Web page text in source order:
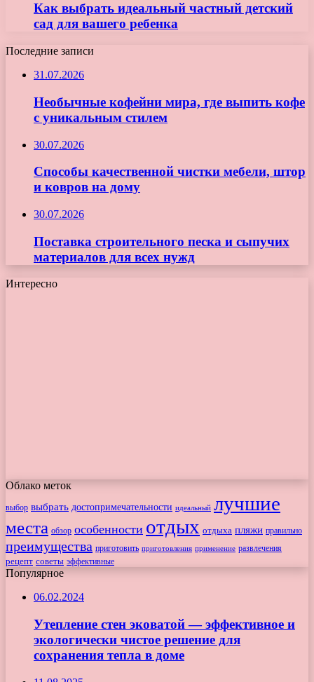
Как выбрать идеальный частный детский
сад для вашего ребенка
Последние записи
31.07.2026
Необычные кофейни мира, где выпить кофе
с уникальным стилем
30.07.2026
Способы качественной чистки мебели, штор
и ковров на дому
30.07.2026
Поставка строительного песка и сыпучих
материалов для всех нужд
Интересно
Облако меток
выбор выбрать достопримечательности идеальный лучшие
места обзор особенности отдых отдыха пляжи правильно
преимущества приготовить приготовления применение развлечения
рецепт советы эффективные
Популярное
06.02.2024
Утепление стен эковатой — эффективное и
экологически чистое решение для
сохранения тепла в доме